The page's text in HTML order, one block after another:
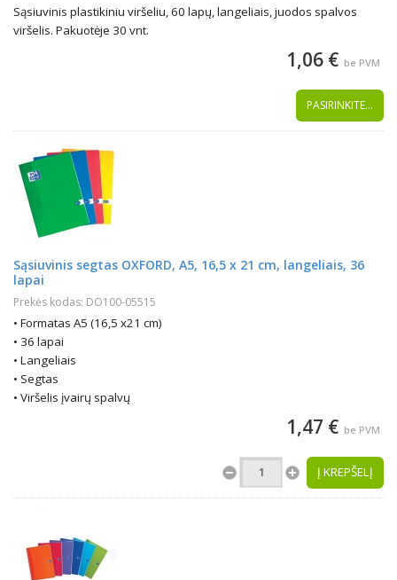
Sąsiuvinis plastikiniu viršeliu, 60 lapų, langeliais, juodos spalvos
viršelis. Pakuotėje 30 vnt.
1,06 € be PVM
PASIRINKITE...
Sąsiuvinis segtas OXFORD, A5, 16,5 x 21 cm, langeliais, 36
lapai
Prekės kodas: DO100-05515
• Formatas A5 (16,5 x21 cm)
• 36 lapai
• Langeliais
• Segtas
• Viršelis įvairų spalvų
1,47 € be PVM
Į KREPŠELĮ